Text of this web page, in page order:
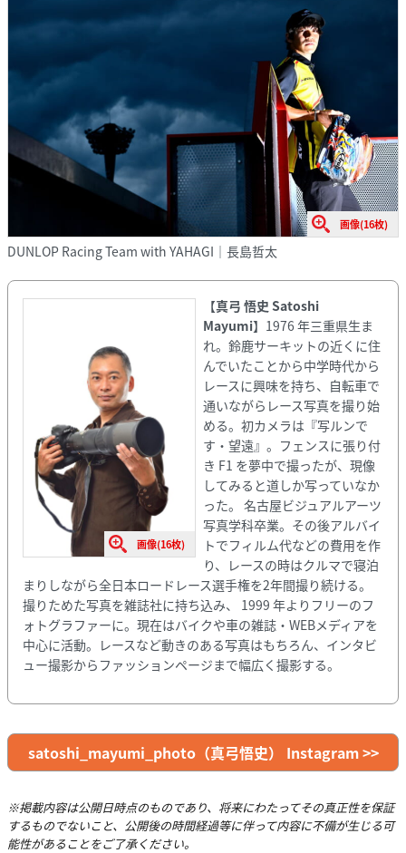
画像(16枚)
DUNLOP Racing Team with YAHAGI｜長島哲太
画像(16枚)
【真弓 悟史 Satoshi
Mayumi】1976 年三重県生ま
れ。鈴鹿サーキットの近くに住
んでいたことから中学時代から
レースに興味を持ち、自転車で
通いながらレース写真を撮り始
める。初カメラは『写ルンで
す・望遠』。フェンスに張り付
き F1 を夢中で撮ったが、現像
してみると道しか写っていなか
った。 名古屋ビジュアルアーツ
写真学科卒業。その後アルバイ
トでフィルム代などの費用を作
り、レースの時はクルマで寝泊
まりしながら全日本ロードレース選手権を2年間撮り続ける。
撮りためた写真を雑誌社に持ち込み、 1999 年よりフリーのフ
ォトグラファーに。現在はバイクや車の雑誌・WEBメディアを
中心に活動。レースなど動きのある写真はもちろん、インタビ
ュー撮影からファッションページまで幅広く撮影する。
satoshi_mayumi_photo（真弓悟史） Instagram >>
※掲載内容は公開日時点のものであり、将来にわたってその真正性を保証
するものでないこと、公開後の時間経過等に伴って内容に不備が生じる可
能性があることをご了承ください。